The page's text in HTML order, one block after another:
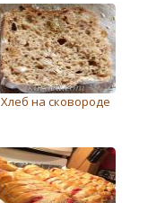
Хлеб на сковороде